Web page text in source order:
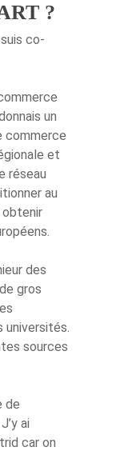
?
co-
un
commerce
et
réseau
au
obtenir
des
gros
universités.
sources
de
ai
car on